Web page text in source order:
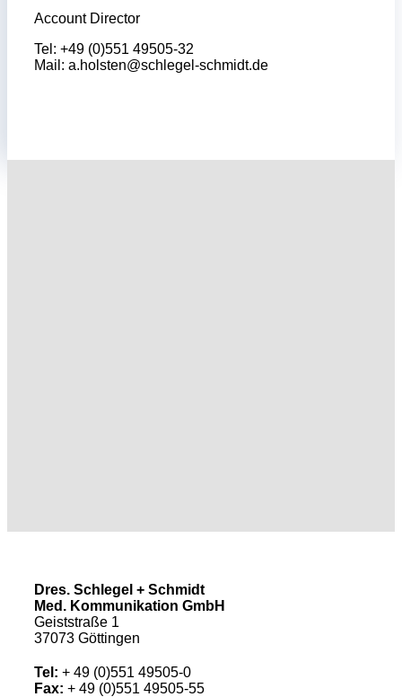
Account Director
Tel: +49 (0)551 49505-32
Mail: a.holsten@schlegel-schmidt.de
Dres. Schlegel + Schmidt
Med. Kommunikation GmbH
Geiststraße 1
37073 Göttingen
Tel: + 49 (0)551 49505-0
Fax: + 49 (0)551 49505-55